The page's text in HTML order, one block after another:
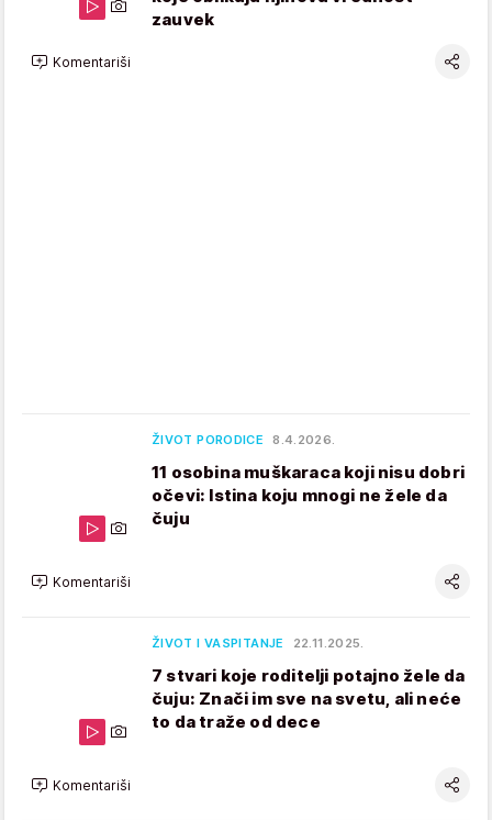
zauvek
Komentariši
ŽIVOT PORODICE 8.4.2026.
11 osobina muškaraca koji nisu dobri
očevi: Istina koju mnogi ne žele da
čuju
Komentariši
ŽIVOT I VASPITANJE 22.11.2025.
7 stvari koje roditelji potajno žele da
čuju: Znači im sve na svetu, ali neće
to da traže od dece
Komentariši